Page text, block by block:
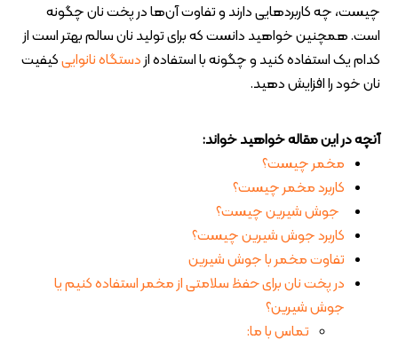
چیست، چه کاربردهایی دارند و تفاوت آن‌ها در پخت نان چگونه
است. همچنین خواهید دانست که برای تولید نان سالم بهتر است از
کدام یک استفاده کنید و چگونه با استفاده از دستگاه نانواییکیفیت
نان خود را افزایش دهید.
آنچه در این مقاله خواهید خواند:
مخمر چیست؟
کاربرد مخمر چیست؟
جوش شیرین چیست؟
کاربرد جوش شیرین چیست؟
تفاوت مخمر با جوش شیرین
در پخت نان برای حفظ سلامتی از مخمر استفاده کنیم یا
جوش شیرین؟
تماس با ما: